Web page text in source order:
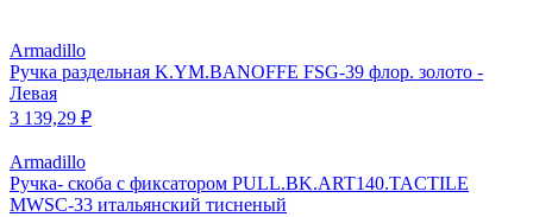
Armadillo
Ручка раздельная K.YM.BANOFFE FSG-39 флор. золото -
Левая
3 139,29 ₽
Armadillo
Ручка- скоба с фиксатором PULL.BK.ART140.TACTILE
MWSC-33 итальянский тисненый